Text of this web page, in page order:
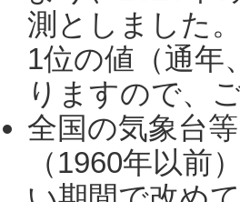
測としました
1位の値（通年
りますので、
全国の気象台
（1960年以前